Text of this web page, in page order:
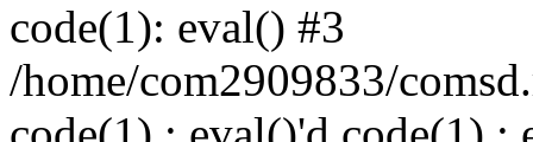
code(1): eval() #3
/home/com2909833/